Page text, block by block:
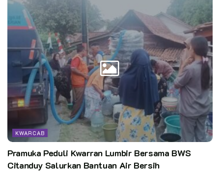
KWARCAB
Pramuka Peduli Kwarran Lumbir Bersama BWS
Citanduy Salurkan Bantuan Air Bersih